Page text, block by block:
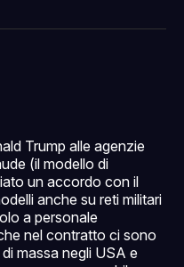
Trump alle agenzie
(il modello di
un accordo con il
anche su reti militari
a personale
nel contratto ci sono
massa negli USA e